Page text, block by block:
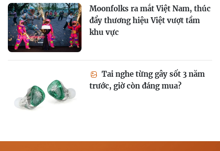
Moonfolks ra mắt Việt Nam, thúc
đẩy thương hiệu Việt vượt tầm
khu vực
Tai nghe từng gây sốt 3 năm
trước, giờ còn đáng mua?